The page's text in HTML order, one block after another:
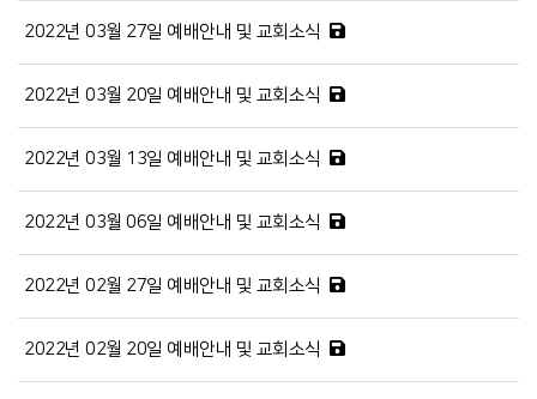
2022년 03월 27일 예배안내 및 교회소식
2022년 03월 20일 예배안내 및 교회소식
2022년 03월 13일 예배안내 및 교회소식
2022년 03월 06일 예배안내 및 교회소식
2022년 02월 27일 예배안내 및 교회소식
2022년 02월 20일 예배안내 및 교회소식